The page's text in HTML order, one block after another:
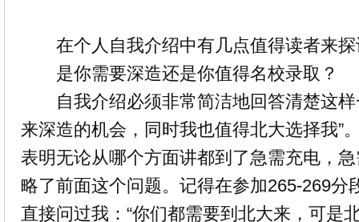
在个人自我介绍中有几点值得读者来探
是你需要深造还是你值得名校录取？
自我介绍必须非常简洁地回答清楚这样
来深造的机会，同时我也值得北大选择我”
表明无论从哪个方面讲都到了急需充电，
略了前面这个问题。记得在参加265-269分
直接问过我：“你们都需要到北大来，可是